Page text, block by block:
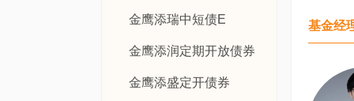
金鹰添瑞中短债E
金鹰添润定期开放债券
金鹰添盛定开债券
基金经